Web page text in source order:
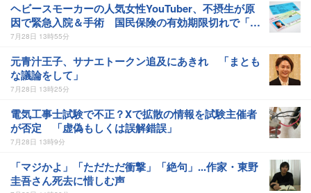
ヘビースモーカーの人気女性YouTuber、不摂生が原
因で緊急入院＆手術 国民保険の有効期限切れで「10
割負担した」
7月28日 13時55分
元青汁王子、サナエトークン追及にあきれ 「まとも
な議論をして」
7月28日 13時25分
電気工事士試験で不正？Xで拡散の情報を試験主催者
が否定 「虚偽もしくは誤解錯誤」
7月28日 13時9分
「マジかよ」「ただただ衝撃」「絶句」...作家・東野
圭吾さん死去に惜しむ声